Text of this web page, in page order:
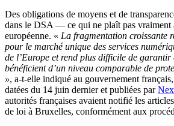
Des obligations de moyens et de
dans le DSA — ce qui ne plaît pas vraiment
européenne. « La fragmentation croissante
pour le marché unique des services
de l’Europe et rend plus difficile de garantir
bénéficient d’un niveau comparable de
», a-t-elle indiqué au gouvernement
datées du 14 juin dernier et publiées par
autorités françaises avaient notifié les
de loi à Bruxelles, conformément aux